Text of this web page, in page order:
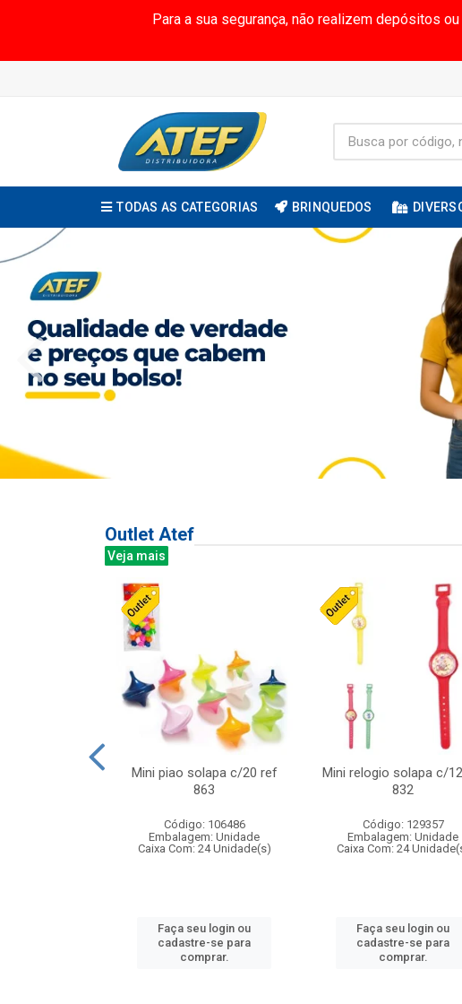
Para a sua segurança, não realizem depósitos
TODAS AS CATEGORIAS BRINQUEDOS
Outlet Atef
Veja mais
Mini piao solapa c/20 ref
863
Código: 106486
Embalagem: Unidade
Caixa Com: 24 Unidade(s)
Faça seu login ou
cadastre-se para
comprar.
Mini relogio solapa c/
832
Código: 129357
Embalagem: Unidade
Caixa Com: 24
Faça seu login ou
cadastre-se para
comprar.